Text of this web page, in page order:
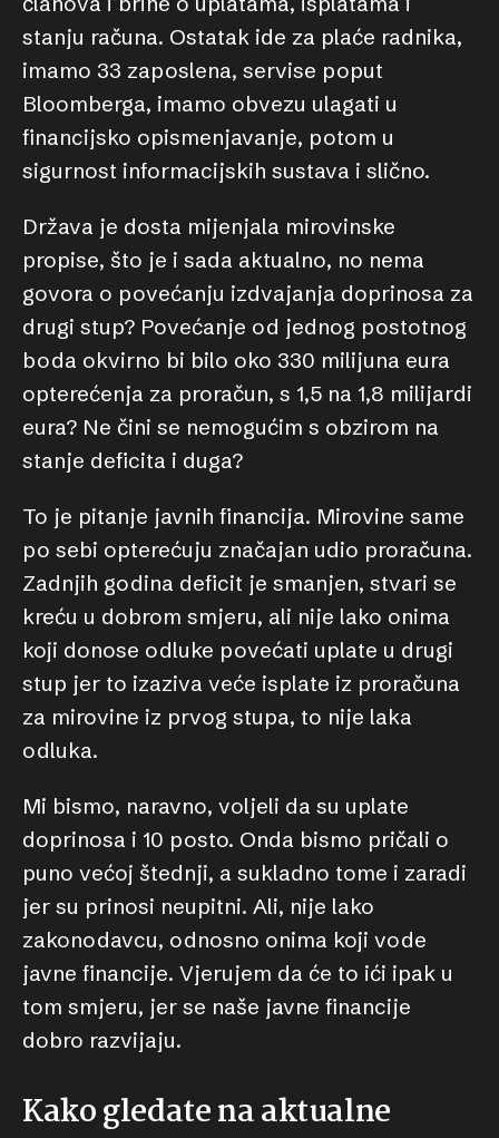
stanju računa. Ostatak ide za plaće radnika,
imamo 33 zaposlena, servise poput
Bloomberga, imamo obvezu ulagati u
financijsko opismenjavanje, potom u
sigurnost informacijskih sustava i slično.
Država je dosta mijenjala mirovinske
propise, što je i sada aktualno, no nema
govora o povećanju izdvajanja doprinosa za
drugi stup? Povećanje od jednog postotnog
boda okvirno bi bilo oko 330 milijuna eura
opterećenja za proračun, s 1,5 na 1,8 milijardi
eura? Ne čini se nemogućim s obzirom na
stanje deficita i duga?
To je pitanje javnih financija. Mirovine same
po sebi opterećuju značajan udio proračuna.
Zadnjih godina deficit je smanjen, stvari se
kreću u dobrom smjeru, ali nije lako onima
koji donose odluke povećati uplate u drugi
stup jer to izaziva veće isplate iz proračuna
za mirovine iz prvog stupa, to nije laka
odluka.
Mi bismo, naravno, voljeli da su uplate
doprinosa i 10 posto. Onda bismo pričali o
puno većoj štednji, a sukladno tome i zaradi
jer su prinosi neupitni. Ali, nije lako
zakonodavcu, odnosno onima koji vode
javne financije. Vjerujem da će to ići ipak u
tom smjeru, jer se naše javne financije
dobro razvijaju.
Kako gledate na aktualne